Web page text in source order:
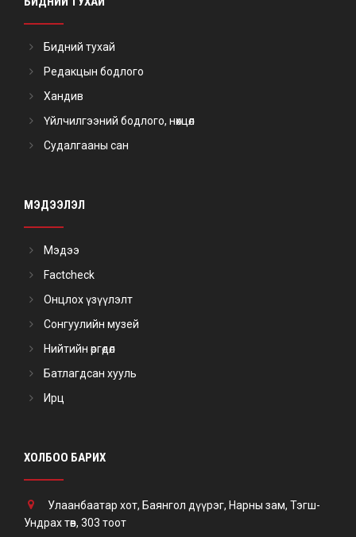
Бидний тухай
Редакцын бодлого
Хандив
Үйлчилгээний бодлого, нөхцөл
Судалгааны сан
МЭДЭЭЛЭЛ
Мэдээ
Factcheck
Онцлох үзүүлэлт
Сонгуулийн музей
Нийтийн өргөдөл
Батлагдсан хууль
Ирц
ХОЛБОО БАРИХ
Улаанбаатар хот, Баянгол дүүрэг, Нарны зам, Тэгш-
Ундрах төв, 303 тоот